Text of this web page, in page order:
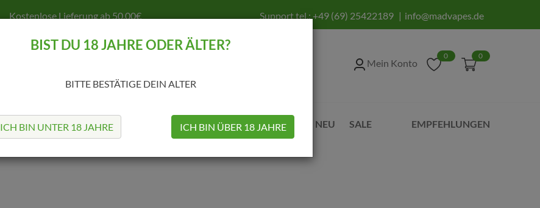
BIST DU 18 JAHRE ODER ÄLTER?
BITTE BESTÄTIGE DEIN ALTER
ICH BIN UNTER 18 JAHRE ICH BIN ÜBER 18 JAHRE
Kostenlose Lieferung ab 50,00€ Support tel.: +49 (69) 25422189 info@madvapes.de
Mein Konto
0 0
MODS TANKS COILS & CO. SELBSTWICKELN ZUBEHÖR NEU SALE EMPFEHLUNGEN